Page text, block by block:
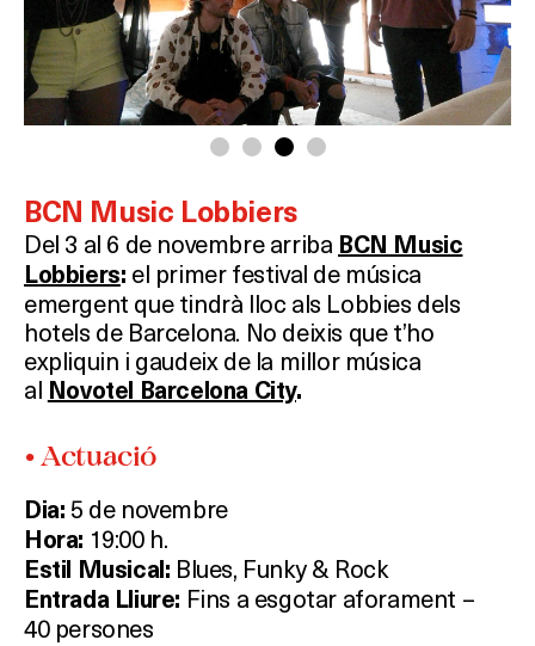
BCN Music Lobbiers
Del 3 al 6 de novembre arriba BCN Music
Lobbiers: el primer festival de música
emergent que tindrà lloc als Lobbies dels
hotels de Barcelona. No deixis que t’ho
expliquin i gaudeix de la millor música
al Novotel Barcelona City.
• Actuació
Dia: 5 de novembre
Hora: 19:00 h.
Estil Musical: Blues, Funky & Rock
Entrada Lliure: Fins a esgotar aforament –
40 persones